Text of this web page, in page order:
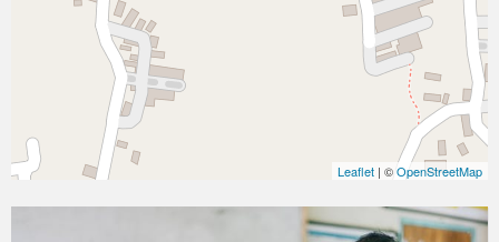
Leaflet | ©OpenStreetMap